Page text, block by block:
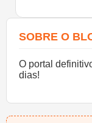
SOBRE O
O portal
dias!